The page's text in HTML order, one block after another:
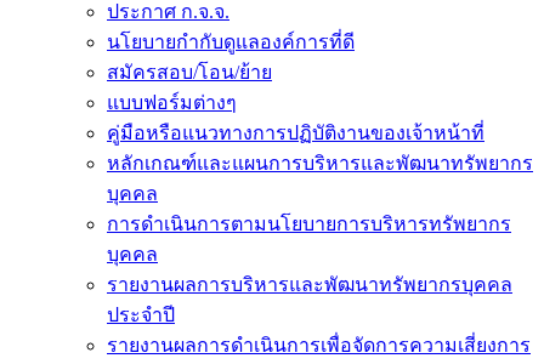
ประกาศ ก.จ.จ.
นโยบายกำกับดูแลองค์การที่ดี
สมัครสอบ/โอน/ย้าย
แบบฟอร์มต่างๆ
คู่มือหรือแนวทางการปฏิบัติงานของเจ้าหน้าที่
หลักเกณฑ์และแผนการบริหารและพัฒนาทรัพยากร
บุคคล
การดำเนินการตามนโยบายการบริหารทรัพยากร
บุคคล
รายงานผลการบริหารและพัฒนาทรัพยากรบุคคล
ประจำปี
รายงานผลการดำเนินการเพื่อจัดการความเสี่ยงการ